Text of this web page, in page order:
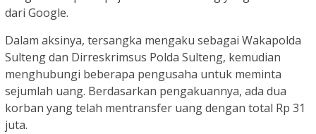
dari Google.
Dalam aksinya, tersangka mengaku sebagai Wakapolda
Sulteng dan Dirreskrimsus Polda Sulteng, kemudian
menghubungi beberapa pengusaha untuk meminta
sejumlah uang. Berdasarkan pengakuannya, ada dua
korban yang telah mentransfer uang dengan total Rp 31
juta.